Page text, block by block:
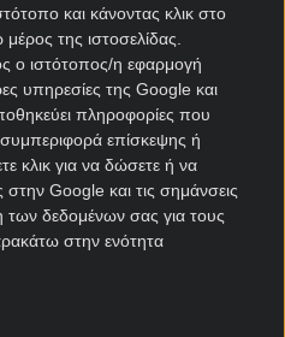
και κάνοντας κλικ στο
της ιστοσελίδας.
ο ιστότοπος/η εφαρμογή
υπηρεσίες της Google και
πληροφορίες που
συμπεριφορά επίσκεψης ή
κλικ για να δώσετε ή να
Google και τις σημάνσεις
των δεδομένων σας για τους
στην ενότητα
και από το γήπεδο
για τησυμμετοχή στον
PS Blog!
Super League 2025-